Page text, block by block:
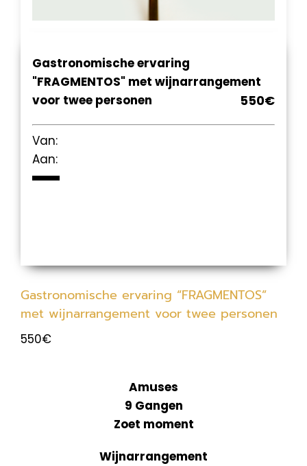
Gastronomische ervaring
"FRAGMENTOS" met wijnarrangement
voor twee personen
550€
Van:
Aan:
Gastronomische ervaring “FRAGMENTOS”
met wijnarrangement voor twee personen
550€
Amuses
9 Gangen
Zoet moment
Wijnarrangement